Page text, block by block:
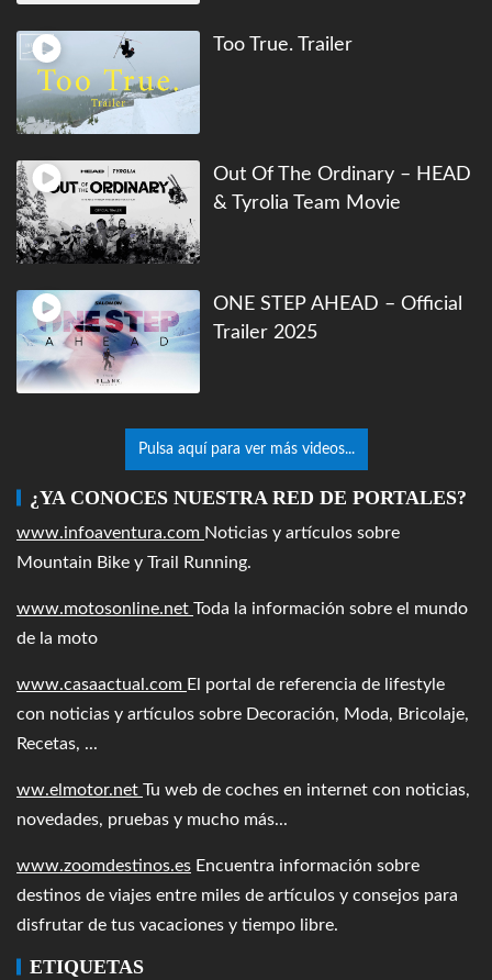
Too True. Trailer
Out Of The Ordinary – HEAD
& Tyrolia Team Movie
ONE STEP AHEAD – Official
Trailer 2025
Pulsa aquí para ver más videos...
¿YA CONOCES NUESTRA RED DE PORTALES?
www.infoaventura.com Noticias y artículos sobre
Mountain Bike y Trail Running.
www.motosonline.net Toda la información sobre el mundo
de la moto
www.casaactual.com El portal de referencia de lifestyle
con noticias y artículos sobre Decoración, Moda, Bricolaje,
Recetas, ...
ww.elmotor.net Tu web de coches en internet con noticias,
novedades, pruebas y mucho más...
www.zoomdestinos.es Encuentra información sobre
destinos de viajes entre miles de artículos y consejos para
disfrutar de tus vacaciones y tiempo libre.
ETIQUETAS